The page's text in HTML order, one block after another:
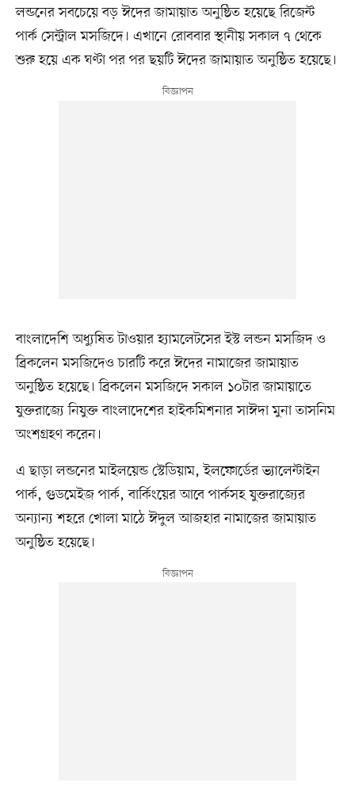
লন্ডনের সবচেয়ে বড় ঈদের জামায়াত অনুষ্ঠিত হয়েছে রিজেন্ট
পার্ক সেন্ট্রাল মসজিদে। এখানে রোববার স্থানীয় সকাল ৭ থেকে
শুরু হয়ে এক ঘণ্টা পর পর ছয়টি ঈদের জামায়াত অনুষ্ঠিত হয়েছে।
বাংলাদেশি অধ্যুষিত টাওয়ার হ্যামলেটসের ইস্ট লন্ডন মসজিদ ও
ব্রিকলেন মসজিদেও চারটি করে ঈদের নামাজের জামায়াত
অনুষ্ঠিত হয়েছে। ব্রিকলেন মসজিদে সকাল ১০টার জামায়াতে
যুক্তরাজ্যে নিযুক্ত বাংলাদেশের হাইকমিশনার সাঈদা মুনা তাসনিম
অংশগ্রহণ করেন।
এ ছাড়া লন্ডনের মাইলয়েন্ড স্টেডিয়াম, ইলফোর্ডের ভ্যালেন্টাইন
পার্ক, গুডমেইজ পার্ক, বার্কিংয়ের আবে পার্কসহ যুক্তরাজ্যের
অন্যান্য শহরে খোলা মাঠে ঈদুল আজহার নামাজের জামায়াত
অনুষ্ঠিত হয়েছে।